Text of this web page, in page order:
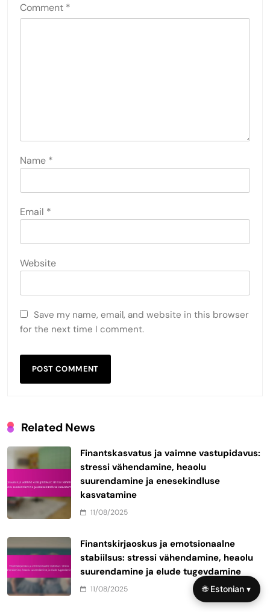
Comment *
Name *
Email *
Website
Save my name, email, and website in this browser
for the next time I comment.
Related News
Finantskasvatus ja vaimne vastupidavus:
stressi vähendamine, heaolu
suurendamine ja enesekindluse
kasvatamine
11/08/2025
Finantskirjaoskus ja emotsionaalne
stabiilsus: stressi vähendamine, heaolu
suurendamine ja elude tugevdamine
11/08/2025 🌐 Estonian ▾